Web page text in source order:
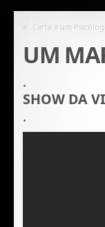
« Carta a um
UM
.
SHOW DA
.